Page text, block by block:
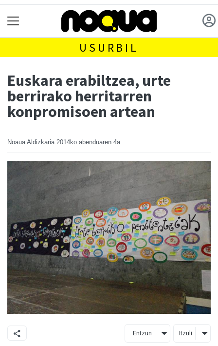
USURBIL
Euskara erabiltzea, urte
berrirako herritarren
konpromisoen artean
Noaua Aldizkaria 2014ko abenduaren 4a
Entzun Itzuli